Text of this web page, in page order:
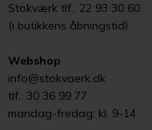
Stokværk tlf.: 22 93 30 60
(i butikkens åbningstid)
Webshop
info@stokvaerk.dk
tlf.: 30 36 99 77
mandag-fredag: kl. 9-14